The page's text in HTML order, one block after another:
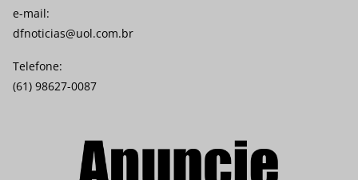
e-mail:
dfnoticias@uol.com.br
Telefone:
(61) 98627-0087